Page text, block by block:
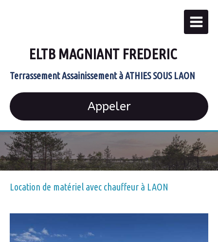
ELTB MAGNIANT FREDERIC
Terrassement Assainissement à ATHIES SOUS LAON
Appeler
Location de matériel avec chauffeur à LAON